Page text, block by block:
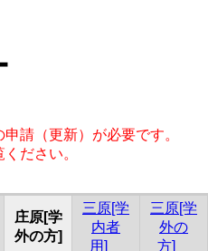
請（更新）が必要です。
ください。
庄原[学
外の方]
三原[学
内者
用]
三原[学
外の
方]